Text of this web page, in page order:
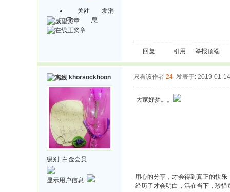
关注
Ta
发消
息
回复 引用 举报顶端
khorsockhoon
级别: 白金会员
显示用户信息
只看该作者 24 发表于: 2019-01-14
大家好梦。。
用心的分享，才会得到真正的快乐
经历了才会明白，活在当下，珍惜